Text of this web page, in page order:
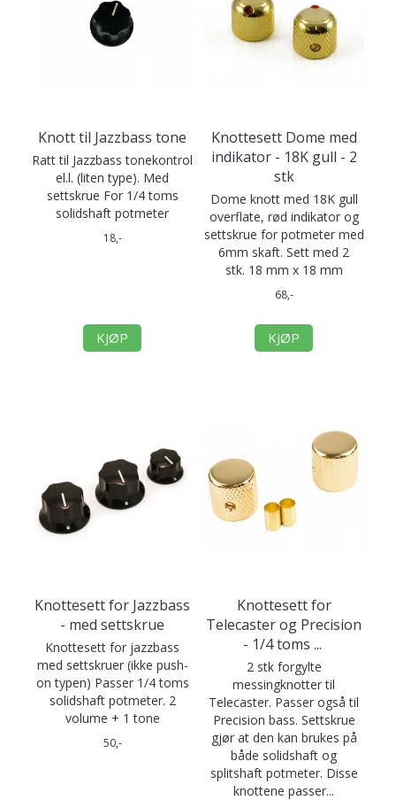
Knott til Jazzbass tone
Ratt til Jazzbass tonekontrol
el.l. (liten type). Med
settskrue For 1/4 toms
solidshaft potmeter
18,-
KJØP
Knottesett Dome med
indikator - 18K gull - 2
stk
Dome knott med 18K gull
overflate, rød indikator og
settskrue for potmeter med
6mm skaft. Sett med 2
stk. 18 mm x 18 mm
68,-
KJØP
Knottesett for Jazzbass
- med settskrue
Knottesett for jazzbass
med settskruer (ikke push-
on typen) Passer 1/4 toms
solidshaft potmeter. 2
volume + 1 tone
50,-
Knottesett for
Telecaster og Precision
- 1/4 toms ...
2 stk forgylte
messingknotter til
Telecaster. Passer også til
Precision bass. Settskrue
gjør at den kan brukes på
både solidshaft og
splitshaft potmeter. Disse
knottene passer...